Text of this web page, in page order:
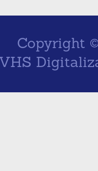
Copyright
VHS